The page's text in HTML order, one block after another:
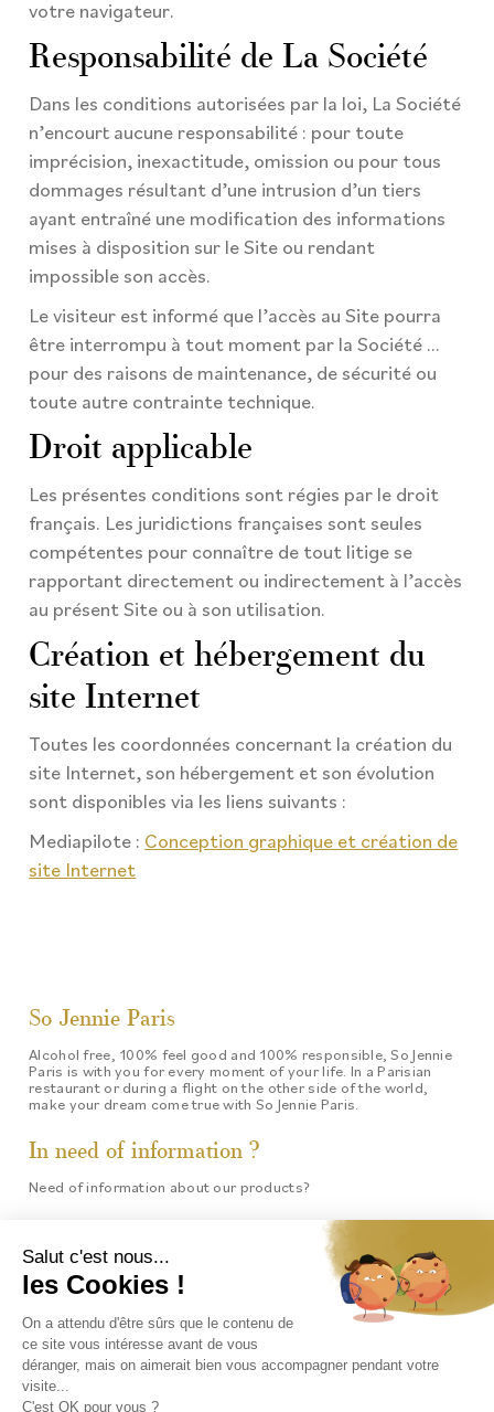
votre navigateur.
Responsabilité de La Société
Dans les conditions autorisées par la loi, La Société
n’encourt aucune responsabilité : pour toute
imprécision, inexactitude, omission ou pour tous
dommages résultant d’une intrusion d’un tiers
ayant entraîné une modification des informations
mises à disposition sur le Site ou rendant
impossible son accès.
Le visiteur est informé que l’accès au Site pourra
être interrompu à tout moment par la Société …
pour des raisons de maintenance, de sécurité ou
toute autre contrainte technique.
Droit applicable
Les présentes conditions sont régies par le droit
français. Les juridictions françaises sont seules
compétentes pour connaître de tout litige se
rapportant directement ou indirectement à l’accès
au présent Site ou à son utilisation.
Création et hébergement du
site Internet
Toutes les coordonnées concernant la création du
site Internet, son hébergement et son évolution
sont disponibles via les liens suivants :
Mediapilote : Conception graphique et création de
site Internet
So Jennie Paris
Alcohol free, 100% feel good and 100% responsible, So Jennie
Paris is with you for every moment of your life. In a Parisian
restaurant or during a flight on the other side of the world,
make your dream come true with So Jennie Paris.
In need of information ?
Need of information about our products?
Contact-us
Follow all the So Jennie news by staying connected, find on our
networks!